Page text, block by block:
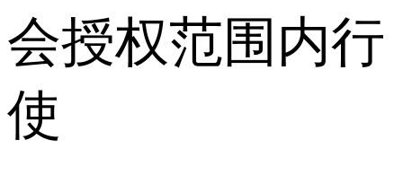
会授权范围内行
使